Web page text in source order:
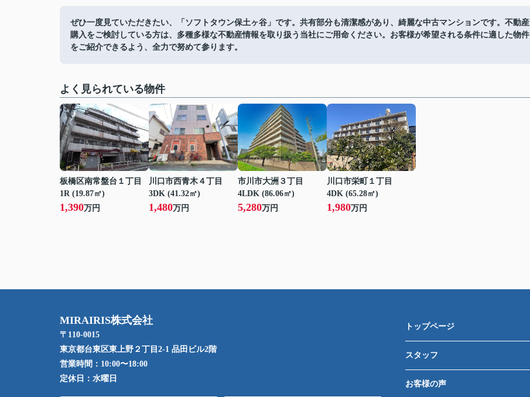
ぜひ一度見ていただきたい、「ソフトタウン保土ヶ谷」です。共有部分も清潔感があり、綺麗な中古マンションです。不動産
購入をご検討している方は、多種多様な不動産情報を取り扱う当社にご用命ください。お客様が希望される条件に適した物件
をご紹介できるよう、全力で努めて参ります。
よく見られている物件
板橋区南常盤台１丁目
1R (19.87㎡)
1,390万円
川口市西青木４丁目
3DK (41.32㎡)
1,480万円
市川市大洲３丁目
4LDK (86.06㎡)
5,280万円
川口市栄町１丁目
4DK (65.28㎡)
1,980万円
MIRAIRIS株式会社
〒110-0015
東京都台東区東上野２丁目2-1 品田ビル2階
営業時間： 10:00〜18:00
定休日： 水曜日
トップページ
スタッフ
お客様の声